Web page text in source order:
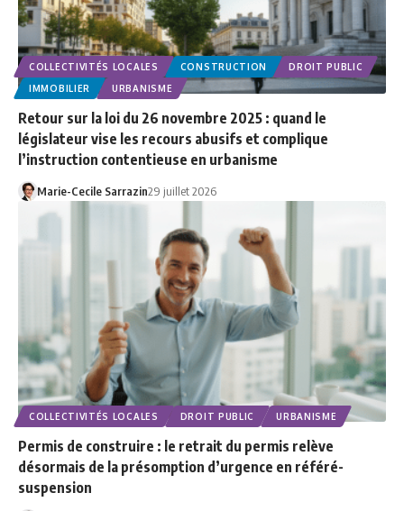
COLLECTIVITÉS LOCALES CONSTRUCTION
DROIT PUBLIC
IMMOBILIER
URBANISME
Retour sur la loi du 26 novembre 2025 : quand le
législateur vise les recours abusifs et complique
l’instruction contentieuse en urbanisme
Marie-Cecile Sarrazin29 juillet 2026
COLLECTIVITÉS LOCALES DROIT PUBLIC URBANISME
Permis de construire : le retrait du permis relève
désormais de la présomption d’urgence en référé-
suspension